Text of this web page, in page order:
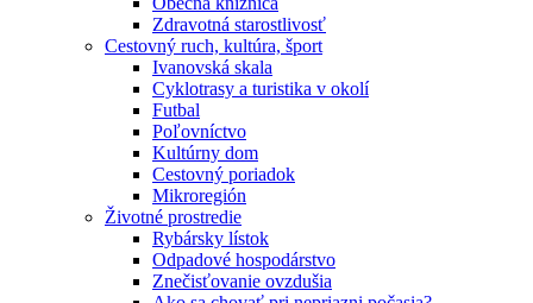
Zdravotná starostlivosť
Cestovný ruch, kultúra, šport
Ivanovská skala
Cyklotrasy a turistika v okolí
Futbal
Poľovníctvo
Kultúrny dom
Cestovný poriadok
Mikroregión
Životné prostredie
Rybársky lístok
Odpadové hospodárstvo
Znečisťovanie ovzdušia